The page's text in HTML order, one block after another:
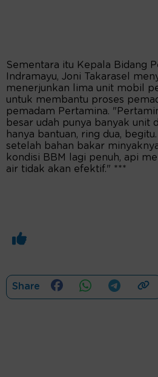
Sementara itu Kepala Bidang
Indramayu, Joni Takarasel
menerjunkan lima unit mobil
untuk membantu proses
pemadam Pertamina.
besar udah punya banyak unit
hanya bantuan, ring dua,
setelah bahan bakar
kondisi BBM lagi penuh, api
air tidak akan efektif." ***
Share